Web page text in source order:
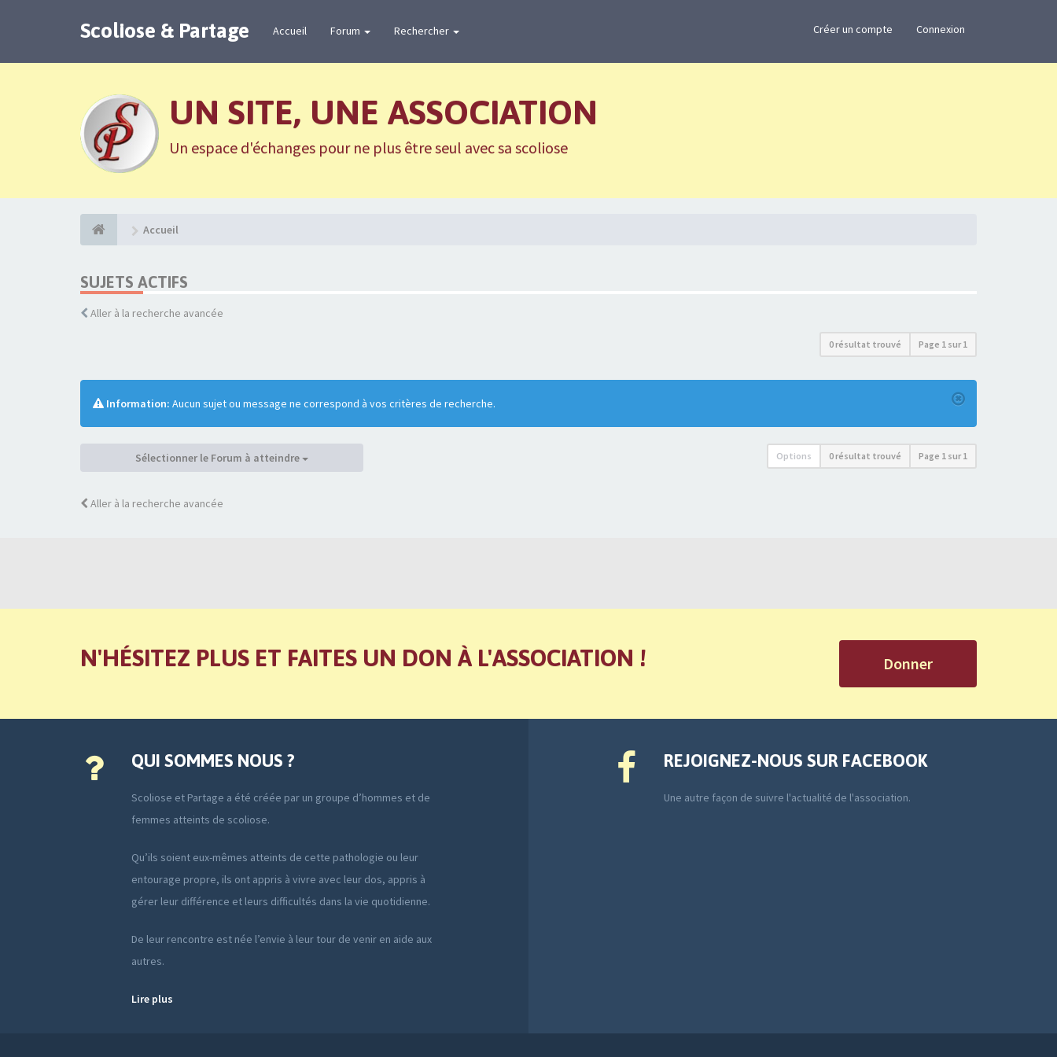
Scoliose & Partage Accueil Forum Rechercher Créer un compte Connexion
UN SITE, UNE ASSOCIATION
Un espace d'échanges pour ne plus être seul avec sa scoliose
Accueil
SUJETS ACTIFS
Aller à la recherche avancée
0 résultat trouvé Page 1 sur1
Information: Aucun sujet ou message ne correspond à vos critères de recherche.
Options 0 résultat trouvé Page 1 sur1
Sélectionner le Forum à atteindre
Aller à la recherche avancée
N'HÉSITEZ PLUS ET FAITES UN DON À L'ASSOCIATION ! Donner
QUI SOMMES NOUS ?
Scoliose et Partage a été créée par un groupe d’hommes et de
femmes atteints de scoliose.
Qu’ils soient eux-mêmes atteints de cette pathologie ou leur
entourage propre, ils ont appris à vivre avec leur dos, appris à
gérer leur différence et leurs difficultés dans la vie quotidienne.
De leur rencontre est née l’envie à leur tour de venir en aide aux
autres.
Lire plus
REJOIGNEZ-NOUS SUR FACEBOOK
Une autre façon de suivre l'actualité de l'association.